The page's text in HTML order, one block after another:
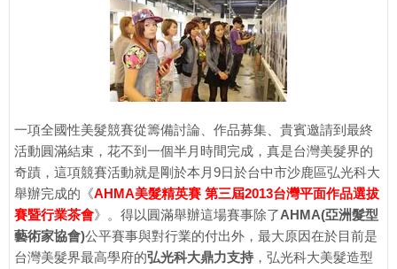
一項全國性美髮競賽從籌備討論、作品募集、貴賓邀請到最終
活動圓滿結束，花不到一個半月時間完成，真是台灣美髮界的
奇蹟，這項競賽活動就是剛於本月9日於台中市沙鹿區弘光科大
舉辦完成的《AHMA美髮精英賽 第三屆2013台灣平面作品選拔
賽暨行業茶會》。得以圓滿舉辦這場賽事除了AHMA(亞洲髮型
藝術家協會)公平賽事與對行業的付出外，最大原因在於目前是
台灣美髮界最高學府的弘光科大鼎力支持，弘光科大美髮造型